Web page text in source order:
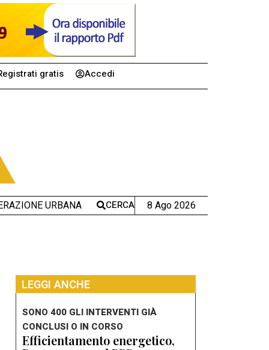
gratis Accedi
URBANA CERCA 8 Ago 2026
LEGGI ANCHE
SONO 400 GLI INTERVENTI GIÀ
CONCLUSI O IN CORSO
Efficientamento energetico,